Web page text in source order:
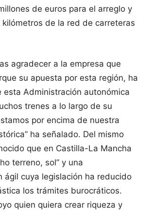
de euros para el arreglo y
kilómetros de la red de carreteras
agradecer a la empresa que
su apuesta por esta región, ha
esta Administración autonómica
trenes a lo largo de su
por encima de nuestra
ha señalado. Del mismo
que en Castilla-La Mancha
terreno, sol” y una
ágil cuya legislación ha reducido
los trámites burocráticos.
quien quiera crear riqueza y